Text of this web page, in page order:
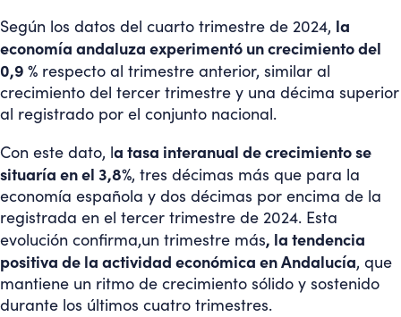
Según los datos del cuarto trimestre de 2024, la
economía andaluza experimentó un crecimiento del
0,9 % respecto al trimestre anterior, similar al
crecimiento del tercer trimestre y una décima superior
al registrado por el conjunto nacional.
Con este dato, la tasa interanual de crecimiento se
situaría en el 3,8%, tres décimas más que para la
economía española y dos décimas por encima de la
registrada en el tercer trimestre de 2024. Esta
evolución confirma,un trimestre más, la tendencia
positiva de la actividad económica en Andalucía, que
mantiene un ritmo de crecimiento sólido y sostenido
durante los últimos cuatro trimestres.